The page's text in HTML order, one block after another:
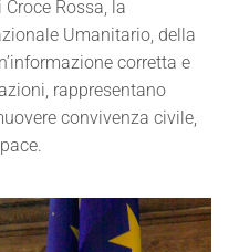
Rossa, la
Umanitario, della
corretta e
rappresentano
convivenza civile,